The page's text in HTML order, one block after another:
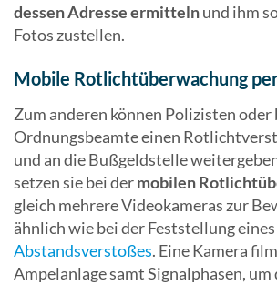
dessen Adresse ermittelnund ihm
Fotos zustellen.
Mobile Rotlichtüberwachung
Zum anderen können Polizisten oder
Ordnungsbeamte einen
und an die Bußgeldstelle
setzen sie bei dermobilen
gleich mehrere Videokameras zur
ähnlich wie bei der Feststellung eines
Abstandsverstoßes. Eine Kamera
Ampelanlage samt Signalphasen, um